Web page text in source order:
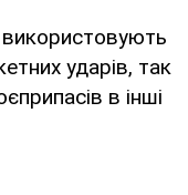
використовують
ударів, так
в інші